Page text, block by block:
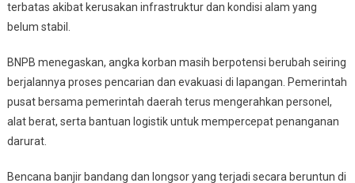
terbatas akibat kerusakan infrastruktur dan kondisi alam yang
belum stabil.
BNPB menegaskan, angka korban masih berpotensi berubah seiring
berjalannya proses pencarian dan evakuasi di lapangan. Pemerintah
pusat bersama pemerintah daerah terus mengerahkan personel,
alat berat, serta bantuan logistik untuk mempercepat penanganan
darurat.
Bencana banjir bandang dan longsor yang terjadi secara beruntun di